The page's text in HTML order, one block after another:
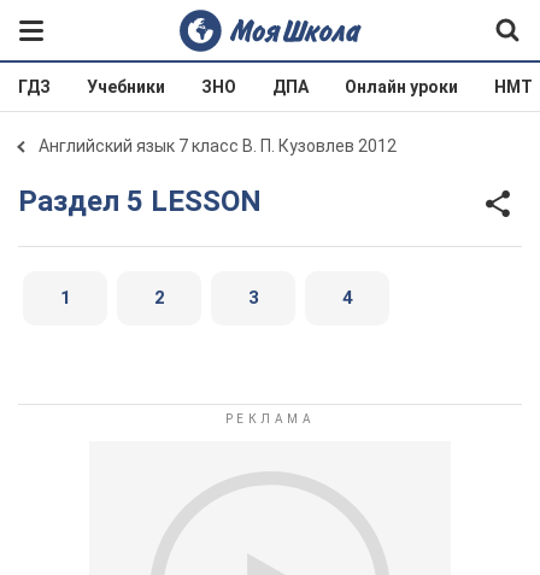
ГДЗ Учебники ЗНО ДПА Онлайн уроки НМТ
Английский язык 7 класс В. П. Кузовлев 2012
Раздел 5 LESSON
1 2 3 4